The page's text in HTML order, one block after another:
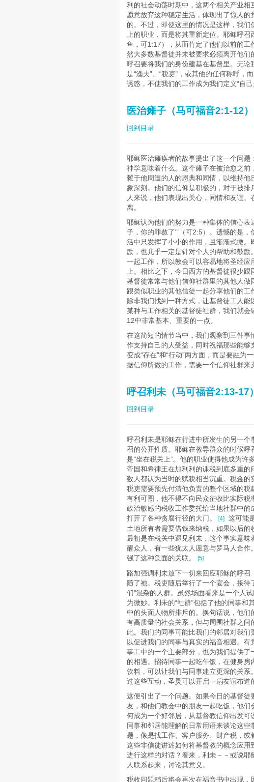
利的社会动荡时期中，这两个相关产业
愿意放弃这种稳定生活，体现出了惊人
的。不过，即使这里的情况是这样，我
上的职业，而是将其重新定位。耶稣呼
鱼，可1:17），从而肯定了他们以前的
然大多数基督徒并未被要求必须离开他
呼召要将我们的身份建基在基督里。无
是“渔夫”、“税吏”，或其他的任何称呼，
诱惑，不使我们的工作成为我们定义“自己
医治瘫子（马可福音2:1-12）
回到目录
耶稣医治瘫痪者的故事提出了这一个问
神学意味着什么。这个瘫子在被治愈之
赖于他周遭的人的恩典和同情，以维持
象深刻。他们的信仰是积极的，对于被
人来说，他们表现出关心，同情和友谊
离。
耶稣认为他们的努力是一种集体的信心表
子，你的罪赦了’”（可2:5）。遗憾的是
活中只发挥了小小的作用，且渐渐式微
励，也几乎一定是针对个人的帮助和鼓
一起工作，所以教会可以容易地将圣经
上。相比之下，今日西方的基督徒很少
基督徒常常与他们信仰社群里的其他人
跟类似职业的其他信徒一起分享他们的工
除非我们找到一种方式，让基督徒工人
某种与工作相关的基督徒社群，我们就
12中非常基本、重要的一点。
在这简短的情节当中，我们观察到三件
作支持自己的人受益，同时祝福那些能
变成“存在”和“行动”两方面，而是要融为
据信仰所做的工作，需要一个信仰社群来
呼召利未（马可福音2:13-17）
回到目录
呼召利未是耶稣在行进中所发生的另一
召的公开性质。耶稣在教导群众的时候
是“坐在税关上”。他的职业使得他成为许
帝国和希律王在加利利的课税到底多重
数人都认为当时的赋税相当沉重。税金的
税吏需要预先付清他负责的整个区域的
有利可图，他不得不向民众征收比实际
政治敏感的税收工作委托给当地社群中的
打开了各种贪腐行径的大门。
[4] 这可能
土地所有者需要借钱来纳税，如果以后
最初是在税关中遇见利未，这个事实意
醒众人，有一些犹太人愿意与罗马人合作
强了这种负面的关联。
[5]
路加强调利未放下一切来回应耶稣的呼
随了祂。税吏随后举行了一个宴会，接待
们”混杂的人群。虽然场面看来是一个人
为微妙。利未的“社群”包括了他的同事和
中的头面人物所排斥的。换句话说，他
有高质量的社会关系，但与周围社群之
此。我们的同事可能比我们的邻居对我
以促进我们的同事与真实的福音相遇。
事工中的一个主要部分，也为我们提供
的相遇。招待同事一起吃午饭，在健身
饮料，可以让我们与同事建立更深的关
过这些互动，圣灵可以开启一扇友谊布道
这便引出了一个问题。如果今日的基督
友，和他们教会中的朋友一起吃饭，他
何成为一个好邻居，从基督教信仰出发
同事和邻居能理解的日常用语来谈论这
题，像是找工作、客户服务、财产税，
这些非信徒讲述如何将基督教的概念应
进行这样的对话？看来，利未－－或说
人联系起来，讨论其意义。
税收问题稍后将会再次在福音书中出现